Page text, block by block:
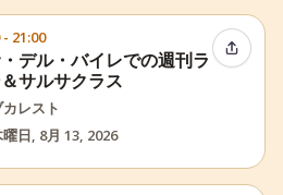
21:00
デル・バイレでの週刊ラ
サルサクラス
カレスト
日, 8月 13, 2026
イベン